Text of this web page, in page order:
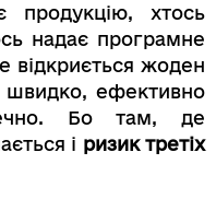
продукцію, хтось
надає програмне
відкриється жоден
швидко, ефективно
Бо там, де
і ризик третіх